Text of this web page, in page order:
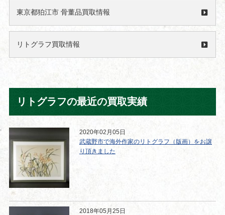
東京都狛江市 骨董品買取情報
リトグラフ買取情報
リトグラフの最近の買取実績
2020年02月05日
武蔵野市で海外作家のリトグラフ（版画）をお譲
り頂きました
2018年05月25日